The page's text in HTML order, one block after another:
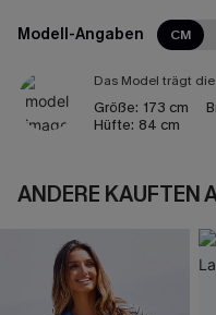
Modell-Angaben CM
Das Model trägt die
Größe: 173 cm
Hüfte: 84 cm
ANDERE KAUFTEN